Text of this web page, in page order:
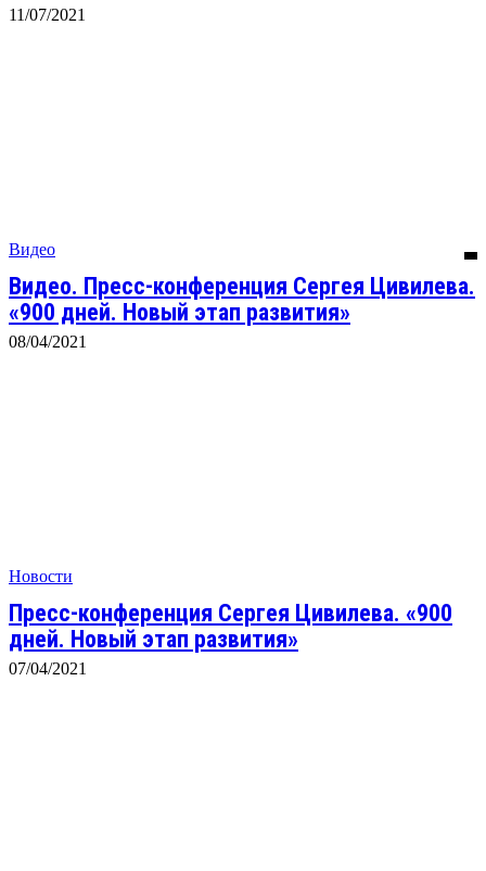
11/07/2021
Видео
Видео. Пресс-конференция Сергея Цивилева.
«900 дней. Новый этап развития»
08/04/2021
Новости
Пресс-конференция Сергея Цивилева. «900
дней. Новый этап развития»
07/04/2021